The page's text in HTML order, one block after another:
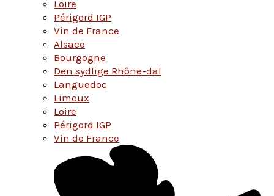
Loire
Périgord IGP
Vin de France
Alsace
Bourgogne
Den sydlige Rhône-dal
Languedoc
Limoux
Loire
Périgord IGP
Vin de France